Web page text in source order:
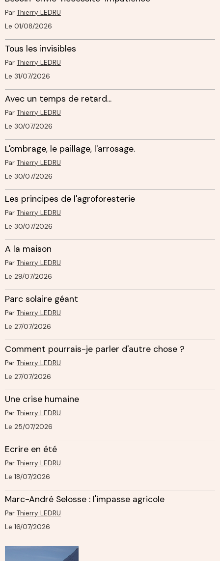
Par Thierry LEDRU
Le 01/08/2026
Tous les invisibles
Par Thierry LEDRU
Le 31/07/2026
Avec un temps de retard...
Par Thierry LEDRU
Le 30/07/2026
L'ombrage, le paillage, l'arrosage.
Par Thierry LEDRU
Le 30/07/2026
Les principes de l'agroforesterie
Par Thierry LEDRU
Le 30/07/2026
A la maison
Par Thierry LEDRU
Le 29/07/2026
Parc solaire géant
Par Thierry LEDRU
Le 27/07/2026
Comment pourrais-je parler d'autre chose ?
Par Thierry LEDRU
Le 27/07/2026
Une crise humaine
Par Thierry LEDRU
Le 25/07/2026
Ecrire en été
Par Thierry LEDRU
Le 18/07/2026
Marc-André Selosse : l'impasse agricole
Par Thierry LEDRU
Le 16/07/2026